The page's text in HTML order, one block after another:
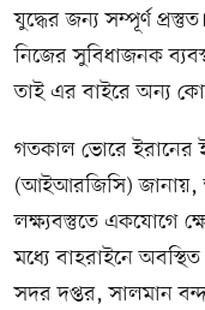
যুদ্ধের জন্য সম্পূর্ণ
নিজের সুবিধাজনক
তাই এর বাইরে অন্য
গতকাল ভোরে ইরানের
(আইআরজিসি) জানায়,
লক্ষ্যবস্তুতে একযোগে
মধ্যে বাহরাইনে
সদর দপ্তর, সালমান